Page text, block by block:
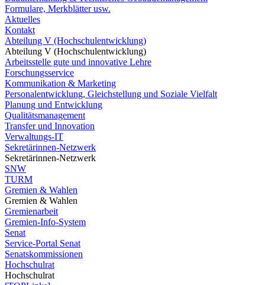
Formulare, Merkblätter usw.
Aktuelles
Kontakt
Abteilung V (Hochschulentwicklung)
Abteilung V (Hochschulentwicklung)
Arbeitsstelle gute und innovative Lehre
Forschungsservice
Kommunikation & Marketing
Personalentwicklung, Gleichstellung und Soziale Vielfalt
Planung und Entwicklung
Qualitätsmanagement
Transfer und Innovation
Verwaltungs-IT
Sekretärinnen-Netzwerk
Sekretärinnen-Netzwerk
SNW
TURM
Gremien & Wahlen
Gremien & Wahlen
Gremienarbeit
Gremien-Info-System
Senat
Service-Portal Senat
Senatskommissionen
Hochschulrat
Hochschulrat